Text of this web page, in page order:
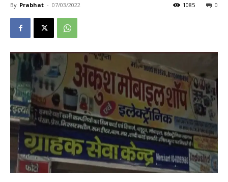
By Prabhat - 07/03/2022 0
1085